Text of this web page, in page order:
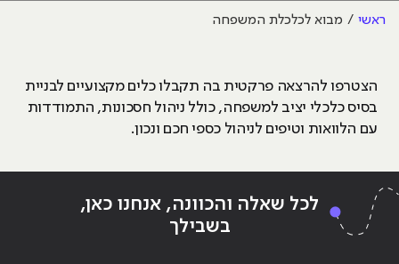
ראשי מבוא לכלכלת המשפחה
הצטרפו להרצאה פרקטית בה תקבלו כלים מקצועיים לבניית
בסיס כלכלי יציב למשפחה, כולל ניהול חסכונות, התמודדות
עם הלוואות וטיפים לניהול כספי חכם ונכון.
לכל שאלה והכוונה, אנחנו כאן,
בשבילך